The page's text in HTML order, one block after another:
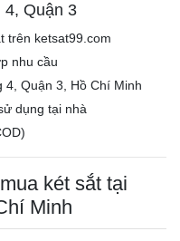
4, Quận 3
trên ketsat99.com
nhu cầu
Quận 3, Hồ Chí Minh
dụng tại nhà
két sắt tại
Minh